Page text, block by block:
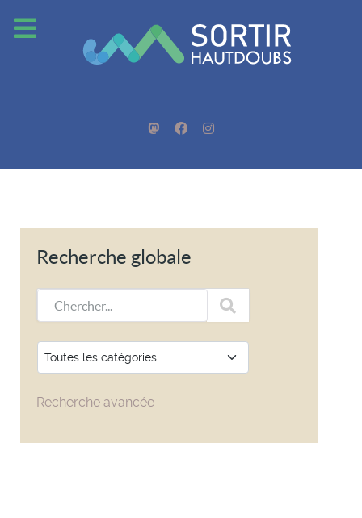
Recherche globale
Chercher...
Recherche avancée